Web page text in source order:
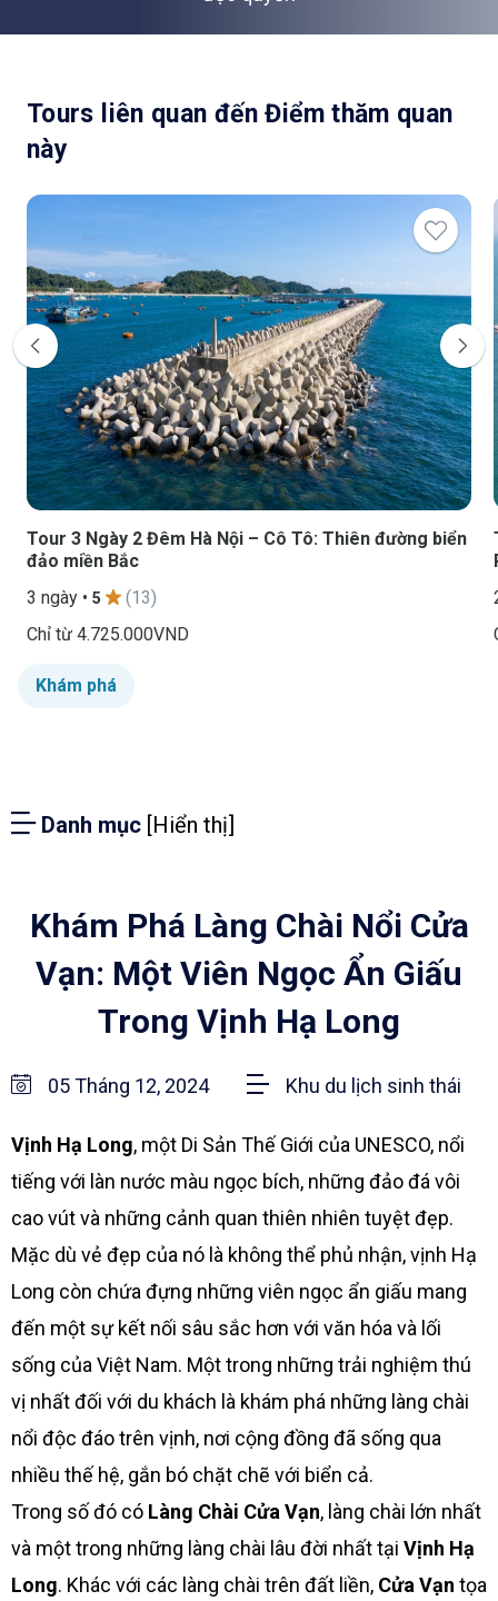
Tours liên quan đến Điểm thăm quan
này
Tour 3 Ngày 2 Đêm Hà Nội – Cô Tô: Thiên đường biển
đảo miền Bắc
3 ngày • 5
(13)
Chỉ từ 4.725.000VND
Khám phá
Danh mục [Hiển thị]
Khám Phá Làng Chài Nổi Cửa
Vạn: Một Viên Ngọc Ẩn Giấu
Trong Vịnh Hạ Long
05 Tháng 12, 2024 Khu du lịch sinh thái
Vịnh Hạ Long, một Di Sản Thế Giới của UNESCO, nổi
tiếng với làn nước màu ngọc bích, những đảo đá vôi
cao vút và những cảnh quan thiên nhiên tuyệt đẹp.
Mặc dù vẻ đẹp của nó là không thể phủ nhận, vịnh Hạ
Long còn chứa đựng những viên ngọc ẩn giấu mang
đến một sự kết nối sâu sắc hơn với văn hóa và lối
sống của Việt Nam. Một trong những trải nghiệm thú
vị nhất đối với du khách là khám phá những làng chài
nổi độc đáo trên vịnh, nơi cộng đồng đã sống qua
nhiều thế hệ, gắn bó chặt chẽ với biển cả.
Trong số đó có Làng Chài Cửa Vạn, làng chài lớn nhất
và một trong những làng chài lâu đời nhất tại Vịnh Hạ
Long. Khác với các làng chài trên đất liền, Cửa Vạn tọa